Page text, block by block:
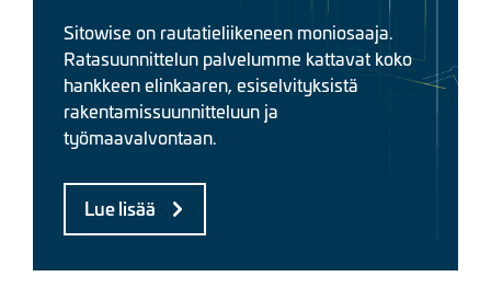
Sitowise on rautatieliikeneen moniosaaja.
Ratasuunnittelun palvelumme kattavat koko
hankkeen elinkaaren, esiselvityksistä
rakentamissuunnitteluun ja
työmaavalvontaan.
Lue lisää